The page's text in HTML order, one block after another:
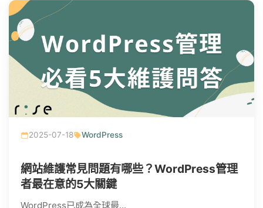
2025-07-18 WordPress
網站維護常見問題有哪些？WordPress管理
者最在意的5大關鍵
WordPress已成為全球最...